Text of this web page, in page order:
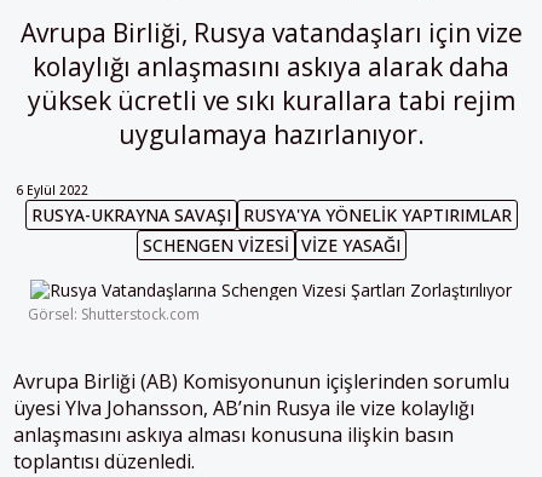
Avrupa Birliği, Rusya vatandaşları için vize
kolaylığı anlaşmasını askıya alarak daha
yüksek ücretli ve sıkı kurallara tabi rejim
uygulamaya hazırlanıyor.
6 Eylül 2022
RUSYA-UKRAYNA SAVAŞI
RUSYA'YA YÖNELIK YAPTIRIMLAR
SCHENGEN VIZESI VIZE YASAĞI
Görsel: Shutterstock.com
Avrupa Birliği (AB) Komisyonunun içişlerinden sorumlu
üyesi Ylva Johansson, AB’nin Rusya ile vize kolaylığı
anlaşmasını askıya alması konusuna ilişkin basın
toplantısı düzenledi.